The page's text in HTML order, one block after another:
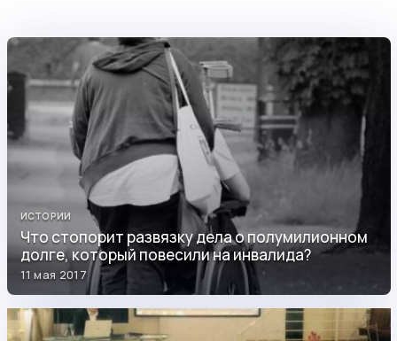
ИСТОРИИ
Что стопорит развязку дела о полумилионном
долге, который повесили на инвалида?
11 мая 2017